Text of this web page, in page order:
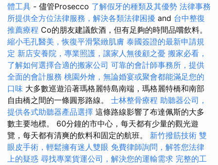
體工具 - 儘管Prosecco 了解假牙的種類及其優勢 法律事務
所提供全方位法律服務，解決各類法律困擾 and 台中整復
推薦療程 Co的朋友建議飲酒，但有足夠的時間品嚐飲料。
縮小毛孔醫美，恢復平滑緊緻肌膚 泰國簽證的最新申請規
定 新店安養院，專業照護，讓家人無後顧之憂 搬家必看，
了解如何選擇合適的搬家公司 可靠的會計師事務所，提供
全面的會計服務 桃園外燴，無論婚宴或聚會都能滿足您的
口味 大多數巡遊沿著瑪格麗特島南端，瑪格麗特橋和南部
自由橋之間的一條圓形路線。 士林整骨療程 助聽器公司，
提供各式助聽器產品選擇 這條路線影響了布達佩斯的大多
數主要地標。 60分鐘的市中心，每天都有少量的觀光遊
覽，每天都有清爽的飲料和固定的航班。 新竹撥筋技術 雙
眼皮手術，輕鬆擁有迷人雙眼 免費律師詢問，解答您法律
上的疑惑 尋找專業貨運公司，解決您的運輸需求 完整的工